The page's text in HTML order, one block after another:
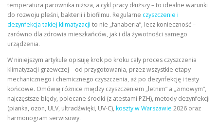
temperatura parownika niższa, a cykl pracy dłuższy – to idealne warunki
do rozwoju pleśni, bakterii i biofilmu. Regularne czyszczenie i
dezynfekcja takiej klimatyzacji to nie „fanaberia”, lecz konieczność –
zarówno dla zdrowia mieszkańców, jak i dla żywotności samego
urządzenia.
W niniejszym artykule opisuję krok po kroku cały proces czyszczenia
klimatyzacji grzewczej – od przygotowania, przez wszystkie etapy
mechanicznego i chemicznego czyszczenia, aż po dezynfekcję i testy
końcowe. Omówię różnice między czyszczeniem „letnim” a „zimowym”,
najczęstsze błędy, polecane środki (z atestami PZH), metody dezynfekcji
(pianka, ozon, ULV, ultradźwięki, UV-C), koszty w Warszawie 2026 oraz
harmonogram serwisowy.